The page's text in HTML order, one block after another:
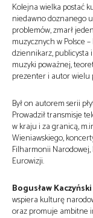
Kolejna wielka postać
niedawno doznanego
problemów, zmarł
muzycznych w Polsce –
dziennikarz, publicysta
muzyki poważnej,
prezenter i autor wielu
Był on autorem serii
Prowadził transmisje
w kraju i za granicą,
Wieniawskiego,
Filharmonii
Eurowizji.
Bogusław Kaczyński
wspiera kulturę
oraz promuje ambitne